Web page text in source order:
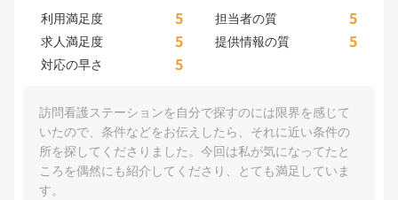
利用満足度 5 担当者の質 5
求人満足度 5 提供情報の質 5
対応の早さ 5
訪問看護ステーションを自分で探すのには限界を感じて
いたので、条件などをお伝えしたら、それに近い条件の
所を探してくださりました。今回は私が気になってたと
ころを偶然にも紹介してくださり、とても満足していま
す。